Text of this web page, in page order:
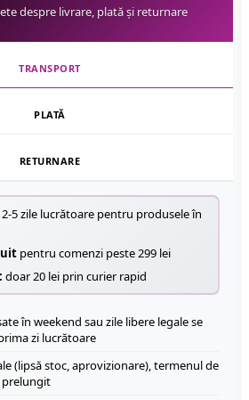
despre livrare, plată și returnare
TRANSPORT
PLATĂ
RETURNARE
2-5 zile lucrătoare pentru produsele în
pentru comenzi peste 299 lei
doar 20 lei prin curier rapid
în weekend sau zile libere legale se
zi lucrătoare
(lipsă stoc, aprovizionare), termenul de
prelungit